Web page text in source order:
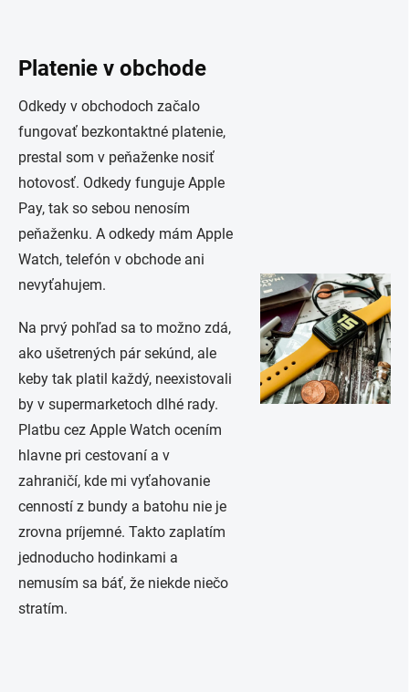
Platenie v obchode
Odkedy v obchodoch začalo
fungovať bezkontaktné platenie,
prestal som v peňaženke nosiť
hotovosť. Odkedy funguje Apple
Pay, tak so sebou nenosím
peňaženku. A odkedy mám Apple
Watch, telefón v obchode ani
nevyťahujem.
Na prvý pohľad sa to možno zdá,
ako ušetrených pár sekúnd, ale
keby tak platil každý, neexistovali
by v supermarketoch dlhé rady.
Platbu cez Apple Watch ocením
hlavne pri cestovaní a v
zahraničí, kde mi vyťahovanie
cenností z bundy a batohu nie je
zrovna príjemné. Takto zaplatím
jednoducho hodinkami a
nemusím sa báť, že niekde niečo
stratím.